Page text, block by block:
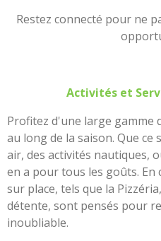
Restez connecté pour ne
Activités et
Profitez d'une large gamme
au long de la saison. Que
air, des activités nautiques,
en a pour tous les goûts. En
sur place, tels que la
détente, sont pensés pour
inoubliable.